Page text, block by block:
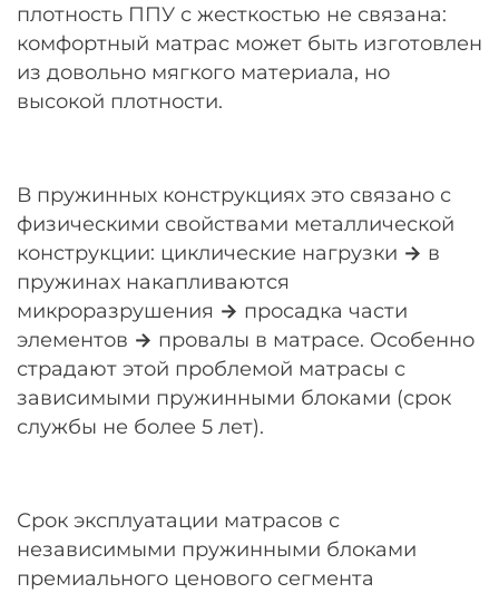
плотность ППУ с жесткостью не связана:
комфортный матрас может быть изготовлен
из довольно мягкого материала, но
высокой плотности.
В пружинных конструкциях это связано с
физическими свойствами металлической
конструкции: циклические нагрузки → в
пружинах накапливаются
микроразрушения → просадка части
элементов → провалы в матрасе. Особенно
страдают этой проблемой матрасы с
зависимыми пружинными блоками (срок
службы не более 5 лет).
Срок эксплуатации матрасов с
независимыми пружинными блоками
премиального ценового сегмента